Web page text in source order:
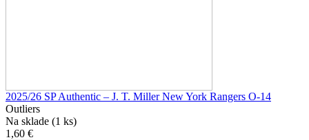
2025/26 SP Authentic – J. T. Miller New York Rangers O-14
Outliers
Na sklade (1 ks)
1,60 €